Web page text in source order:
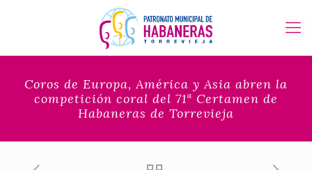
Coros de Europa, América y Asia abren la
competición coral del 71ª Certamen de
Habaneras de Torrevieja